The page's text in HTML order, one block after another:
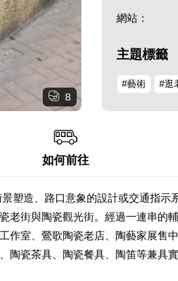
8
網站：
主題標籤
#藝術 #逛
如何前往
塑造、路口意象的設計或交通指
老街與陶瓷觀光街。經過一連串的
作室、鶯歌陶瓷老店、陶藝家展售
陶瓷茶具、陶瓷餐具、陶笛等兼具